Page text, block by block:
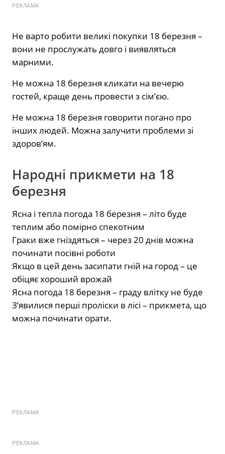
РЕКЛАМА
Не варто робити великі покупки 18 березня –
вони не прослужать довго і виявляться
марними.
Не можна 18 березня кликати на вечерю
гостей, краще день провести з сім’єю.
Не можна 18 березня говорити погано про
інших людей. Можна залучити проблеми зі
здоров’ям.
Народні прикмети на 18
березня
Ясна і тепла погода 18 березня – літо буде
теплим або помірно спекотним
Граки вже гніздяться – через 20 днів можна
починати посівні роботи
Якщо в цей день засипати гній на город – це
обіцяє хороший врожай
Ясна погода 18 березня – граду влітку не буде
З’явилися перші проліски в лісі – прикмета, що
можна починати орати.
РЕКЛАМА
РЕКЛАМА